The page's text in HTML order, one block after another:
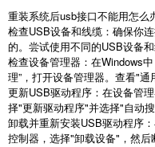
重装系统后usb接口不能用怎么
检查USB设备和线缆：确保你
的。尝试使用不同的USB设备
检查设备管理器：在Windows
理” ，打开设备管理器。查看"通
更新USB驱动程序：在设备管
择"更新驱动程序"并选择"自动
卸载并重新安装USB驱动程序
控制器，选择"卸载设备" ，然